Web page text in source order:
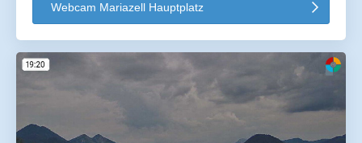
Webcam Mariazell Hauptplatz